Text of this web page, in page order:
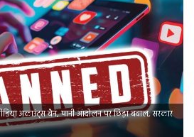
अकाउंट्स बैन, पानी आंदोलन पर छिड़ा बवाल, सरकार